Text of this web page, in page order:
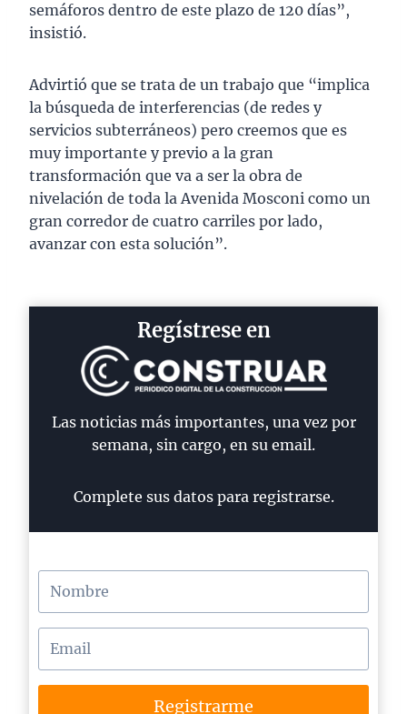
semáforos dentro de este plazo de 120 días”,
insistió.
Advirtió que se trata de un trabajo que “implica
la búsqueda de interferencias (de redes y
servicios subterráneos) pero creemos que es
muy importante y previo a la gran
transformación que va a ser la obra de
nivelación de toda la Avenida Mosconi como un
gran corredor de cuatro carriles por lado,
avanzar con esta solución”.
Regístrese en
Las noticias más importantes, una vez por
semana, sin cargo, en su email.
Complete sus datos para registrarse.
Registrarme